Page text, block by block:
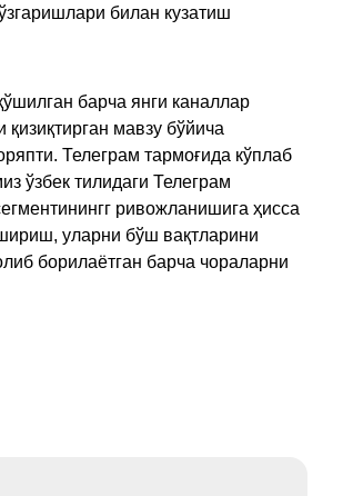
билан кузатиш
барча янги каналлар
мавзу бўйича
Телеграм тармоғида кўплаб
ўзбек тилидаги Телеграм
ривожланишига ҳисса
уларни бўш вақтларини
борилаётган барча чораларни